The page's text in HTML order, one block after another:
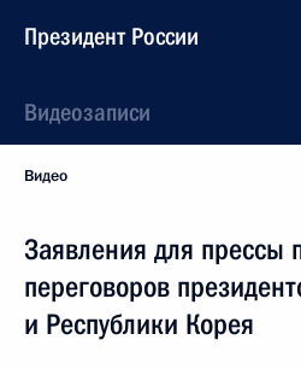
Президент России
Видеозаписи
Видео
Заявления для прессы
переговоров
и Республики Корея